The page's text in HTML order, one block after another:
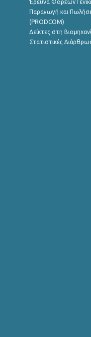
Έρευνα Φορέων
Παραγωγή και
(PRODCOM)
Δείκτες στη
Στατιστικές